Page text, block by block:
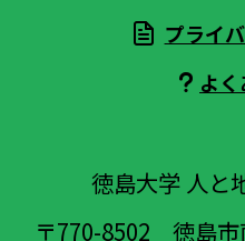
プライ
よ
徳島大学 人と
〒770-8502 徳島